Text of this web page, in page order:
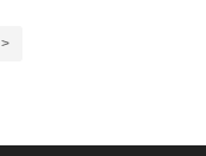
>